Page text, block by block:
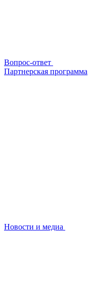
Вопрос-ответ
Партнерская программа
Новости и медиа